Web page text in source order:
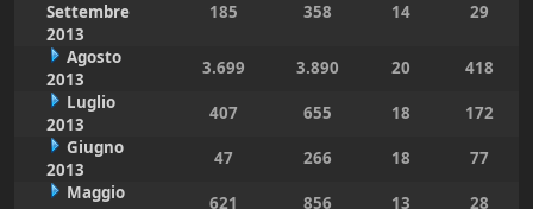
Settembre
2013
185 358 14 29
Agosto
2013
3.699 3.890 20
418
Luglio
2013
407 655 18
172
Giugno
2013
47 266 18
77
Maggio
621 856 13
28